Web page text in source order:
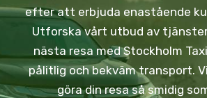
efter att erbjuda enastående
Utforska vårt utbud av
nästa resa med Stockholm
pålitlig och bekväm transport.
göra din resa så smidig